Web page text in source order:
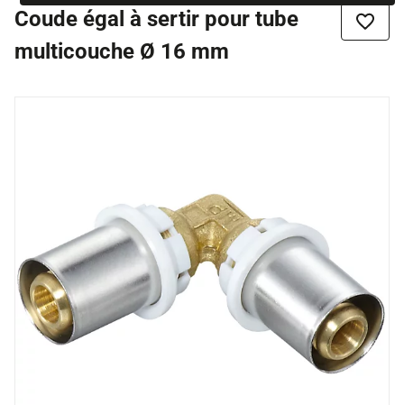
page
Coude égal à sertir pour tube
multicouche Ø 16 mm